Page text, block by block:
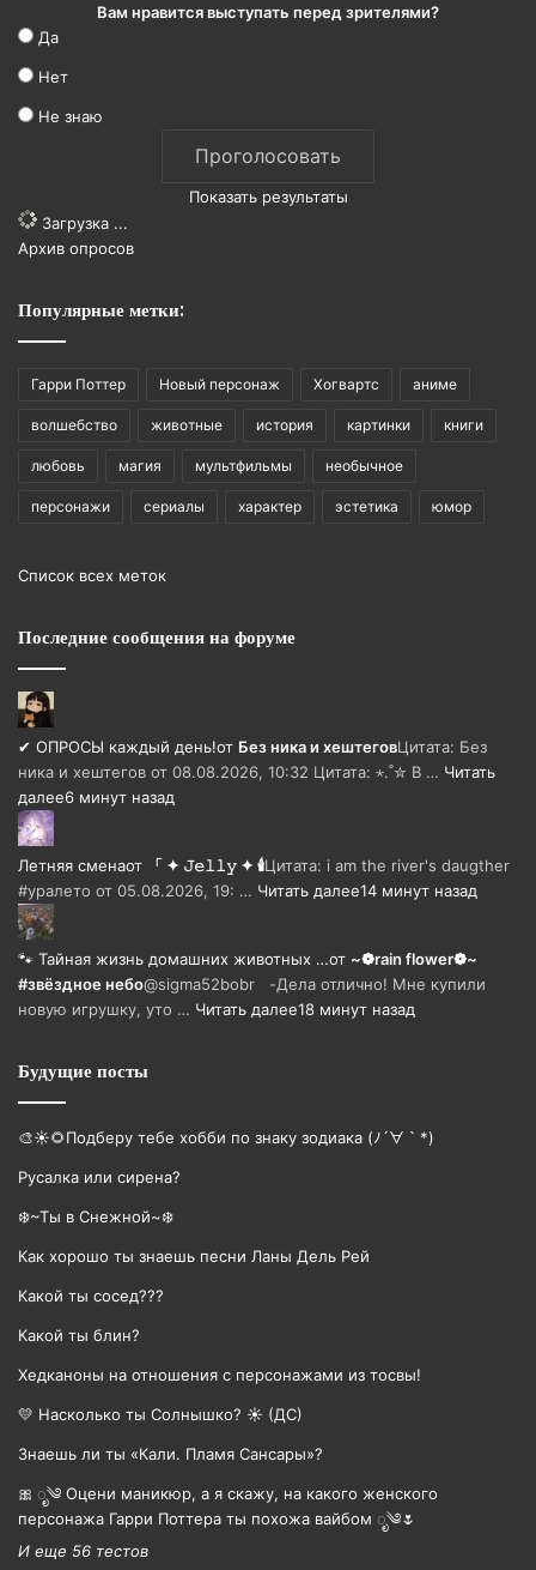
Вам нравится выступать перед зрителями?
Да
Нет
Не знаю
Показать результаты
Загрузка ...
Архив опросов
Популярные метки:
Гарри Поттер Новый персонаж Хогвартс аниме
волшебство животные история картинки книги
любовь магия мультфильмы необычное
персонажи сериалы характер эстетика юмор
Список всех меток
Последние сообщения на форуме
✔ ОПРОСЫ каждый день!от Без ника и хештеговЦитата: Без
ника и хештегов от 08.08.2026, 10:32 Цитата: ⋆.˚✮ В … Читать
далее6 минут назад
Летняя сменаот 「 ✦ 𝙹𝚎𝚕𝚕𝚢 ✦ 🕯️Цитата: i am the river's daugther
#уралето от 05.08.2026, 19: … Читать далее14 минут назад
🐾 Тайная жизнь домашних животных …от ~❁rain flower❁~
#звёздное небо@sigma52bobr -Дела отлично! Мне купили
новую игрушку, уто … Читать далее18 минут назад
Будущие посты
🎨☀🌻Подберу тебе хобби по знаку зодиака (ﾉ´∀｀*)
Русалка или сирена?
❄️~Ты в Снежной~❄️
Как хорошо ты знаешь песни Ланы Дель Рей
Какой ты сосед???
Какой ты блин?
Хедканоны на отношения с персонажами из тосвы!
💛 Насколько ты Солнышко? ☀️ (ДС)
Знаешь ли ты «Кали. Пламя Сансары»?
🎀 ೃ༄ Оцени маникюр, а я скажу, на какого женского
персонажа Гарри Поттера ты похожа вайбом ೃ༄🌷
И еще 56 тестов